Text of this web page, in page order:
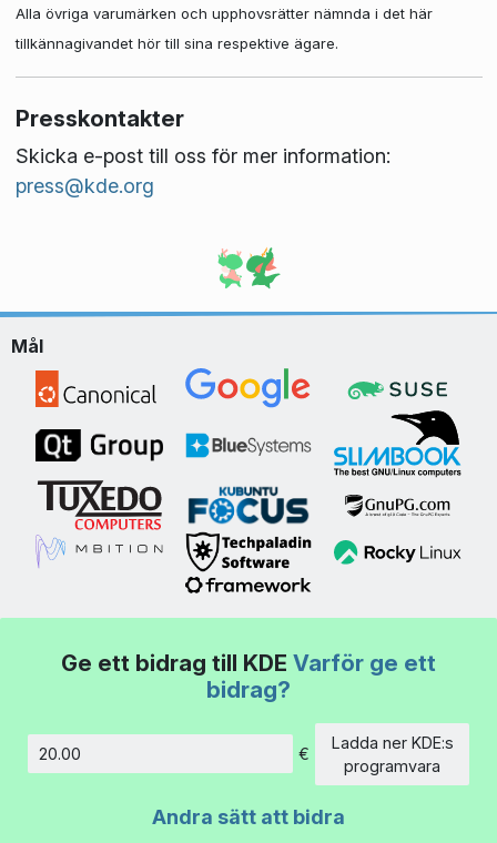
Alla övriga varumärken och upphovsrätter nämnda i det här
tillkännagivandet hör till sina respektive ägare.
Presskontakter
Skicka e-post till oss för mer information:
press@kde.org
Mål
Ge ett bidrag till KDE Varför ge ett
bidrag?
€
Ladda ner KDE:s
programvara
Andra sätt att bidra